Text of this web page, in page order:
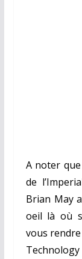
A noter
de
Brian May
oeil là où
vous rendre